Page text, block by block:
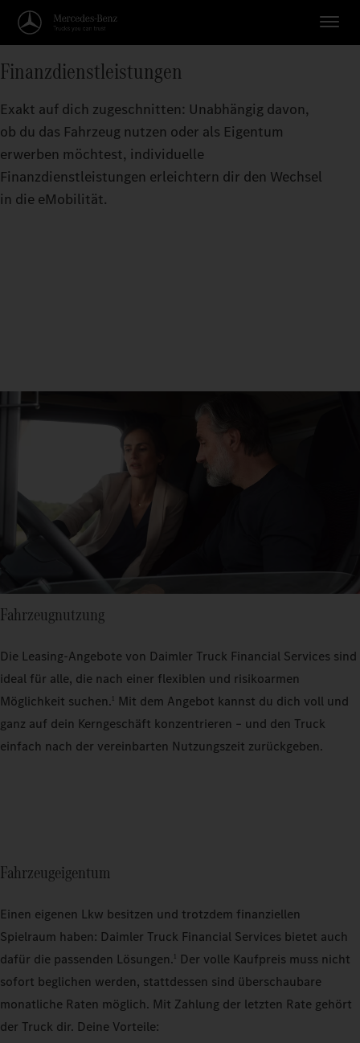
Finanzdienstleistungen
Exakt auf dich zugeschnitten: Unabhängig davon,
ob du das Fahrzeug nutzen oder als Eigentum
erwerben möchtest, individuelle
Finanzdienstleistungen erleichtern dir den Wechsel
in die eMobilität.
Fahrzeugnutzung
Die Leasing-Angebote von Daimler Truck Financial Services sind
ideal für alle, die nach einer flexiblen und risikoarmen
Möglichkeit suchen.1 Mit dem Angebot kannst du dich voll und
ganz auf dein Kerngeschäft konzentrieren – und den Truck
einfach nach der vereinbarten Nutzungszeit zurückgeben.
Fahrzeugeigentum
Einen eigenen Lkw besitzen und trotzdem finanziellen
Spielraum haben: Daimler Truck Financial Services bietet auch
dafür die passenden Lösungen.1 Der volle Kaufpreis muss nicht
sofort beglichen werden, stattdessen sind überschaubare
monatliche Raten möglich. Mit Zahlung der letzten Rate gehört
der Truck dir. Deine Vorteile: